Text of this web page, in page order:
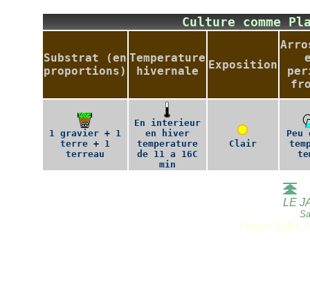
Culture comme
Substrat (en
proportions)
Temperature
hivernale
Exposition
1 gravier + 1
terre + 1
terreau
En interieur
en hiver
temperature
de 11 a 16C
min
Clair
Peu
LE
Copyright